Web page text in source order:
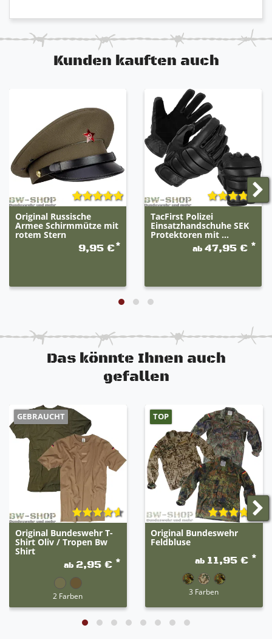
Kunden kauften auch
Original Russische
Armee Schirmmütze mit
rotem Stern
9,95 €*
TacFirst Polizei
Einsatzhandschuhe SEK
Protektoren mit ...
ab 47,95 € *
Das könnte Ihnen auch
gefallen
GEBRAUCHT
Original Bundeswehr T-
Shirt Oliv / Tropen Bw
Shirt
ab 2,95 € *
2 Farben
TOP
Original Bundeswehr
Feldbluse
ab 11,95 € *
3 Farben